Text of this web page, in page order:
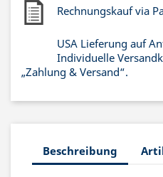
Rechnungskauf via
USA Lieferung auf
Individuelle
„Zahlung & Versand“.
Beschreibung